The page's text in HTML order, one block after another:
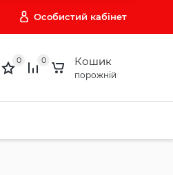
Особистий кабінет
0 0 Кошик
порожній